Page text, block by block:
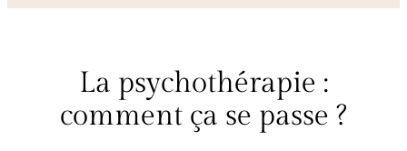
La psychothérapie :
comment ça se passe ?